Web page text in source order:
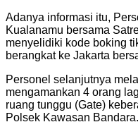
Adanya informasi itu,
Kualanamu bersama
menyelidiki kode boking
berangkat ke Jakarta
Personel selanjutnya
mengamankan 4 orang
ruang tunggu (Gate)
Polsek Kawasan Bandara.